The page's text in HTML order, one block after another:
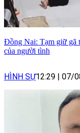
Đồng Nai: Tạm giữ gã
của người tình
HÌNH SỰ12:29 | 07/